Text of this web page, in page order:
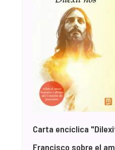
Carta encíclica
Francisco sobre el